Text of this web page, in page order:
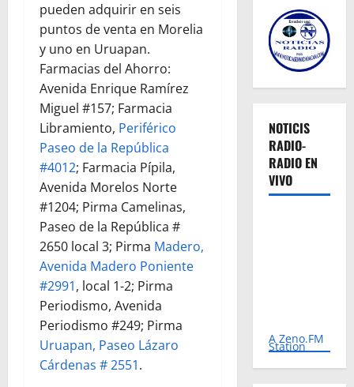
pueden adquirir en seis
puntos de venta en Morelia
y uno en Uruapan.
Farmacias del Ahorro:
Avenida Enrique Ramírez
Miguel #157; Farmacia
Libramiento, Periférico
Paseo de la República
#4012; Farmacia Pípila,
Avenida Morelos Norte
#1204; Pirma Camelinas,
Paseo de la República #
2650 local 3; Pirma Madero,
Avenida Madero Poniente
#2991, local 1-2; Pirma
Periodismo, Avenida
Periodismo #249; Pirma
Uruapan, Paseo Lázaro
Cárdenas # 2551.
NOTICIS
RADIO-
RADIO EN
VIVO
A Zeno.FM
Station